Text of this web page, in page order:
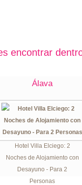
encontrar
Álava
Hotel Villa Elciego: 2
Noches de Alojamiento con
Desayuno - Para 2
Personas